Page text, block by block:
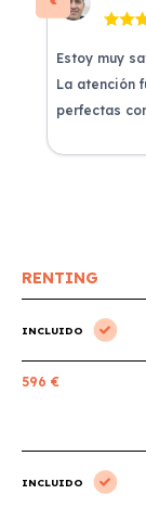
Estoy muy
La atención
perfectas
RENTING
INCLUIDO
596 €
INCLUIDO